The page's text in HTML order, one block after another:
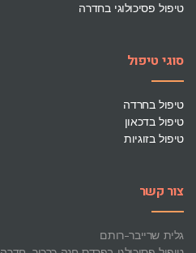
טיפול פסיכולוגי בחדרה
סוגי טיפול
טיפול בחרדה
טיפול בדכאון
טיפול בזוגיות
צור קשר
גלית שרייבר-רותם